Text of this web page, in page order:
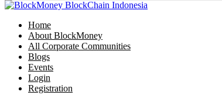
Home
About BlockMoney
All Corporate Communities
Blogs
Events
Login
Registration